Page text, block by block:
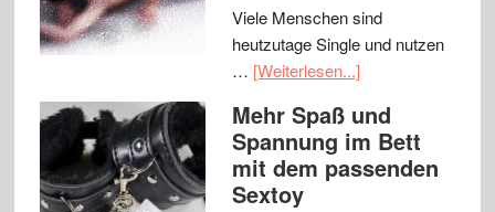
Viele Menschen sind
heutzutage Single und nutzen
… [Weiterlesen...]
Mehr Spaß und
Spannung im Bett
mit dem passenden
Sextoy